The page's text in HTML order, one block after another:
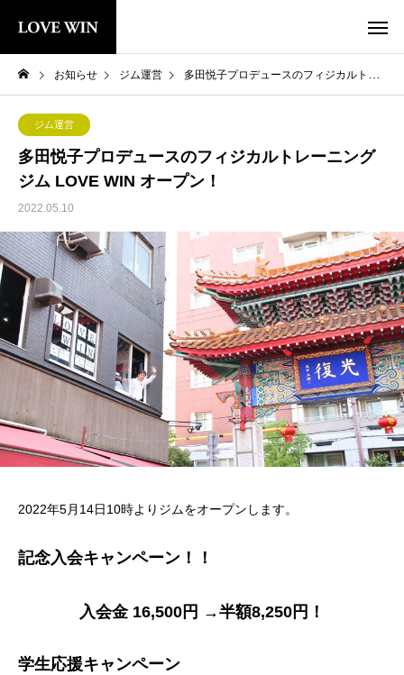
お知らせ ジム運営 多田悦子プロデュースのフィジカルトレーニングジム LOVE WIN オープン！
ジム運営
多田悦子プロデュースのフィジカルトレーニング
ジム LOVE WIN オープン！
2022.05.10
2022年5月14日10時よりジムをオープンします。
記念入会キャンペーン！！
入会金 16,500円 →半額8,250円！
学生応援キャンペーン